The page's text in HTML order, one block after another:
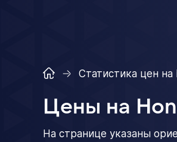
Статистика цен
Цены на
На странице указаны